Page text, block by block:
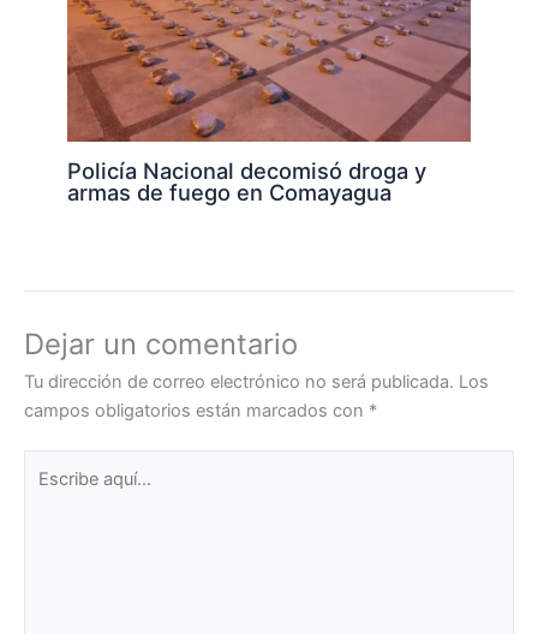
Policía Nacional decomisó droga y
armas de fuego en Comayagua
Dejar un comentario
Tu dirección de correo electrónico no será publicada. Los
campos obligatorios están marcados con *